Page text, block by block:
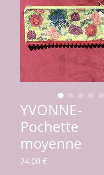
YVONNE-
Pochette
moyenne
24,00 €Prix